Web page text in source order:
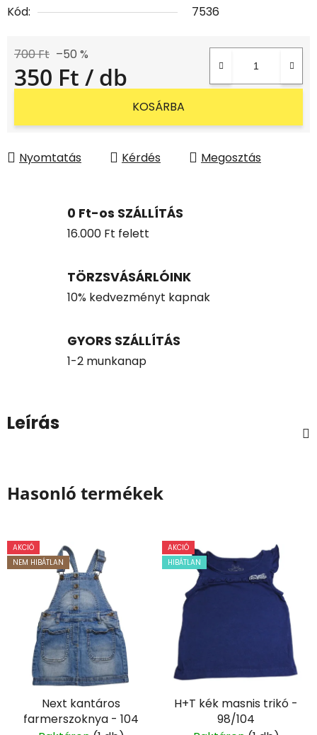
Kód:
7536
700 Ft –50 %
350 Ft / db
KOSÁRBA
Nyomtatás Kérdés Megosztás
0 Ft-os SZÁLLÍTÁS
16.000 Ft felett
TÖRZSVÁSÁRLÓINK
10% kedvezményt kapnak
GYORS SZÁLLÍTÁS
1-2 munkanap
Leírás
Hasonló termékek
AKCIÓ
NEM HIBÁTLAN
Next kantáros
farmerszoknya - 104
AKCIÓ
HIBÁTLAN
H+T kék masnis trikó -
98/104